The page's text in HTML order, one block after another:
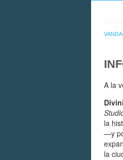
VANDAL
A la
la
—y
la